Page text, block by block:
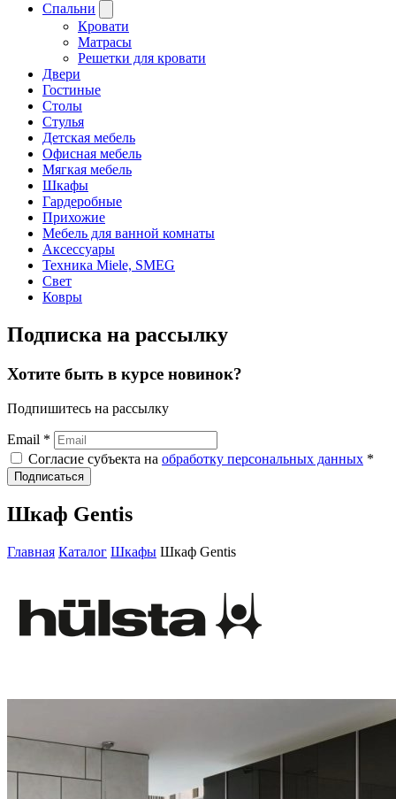
Спальни
Кровати
Матрасы
Решетки для кровати
Двери
Гостиные
Столы
Стулья
Детская мебель
Офисная мебель
Мягкая мебель
Шкафы
Гардеробные
Прихожие
Мебель для ванной комнаты
Аксессуары
Техника Miele, SMEG
Свет
Ковры
Подписка на рассылку
Хотите быть в курсе новинок?
Подпишитесь на рассылку
Email *
Согласие субъекта на обработку персональных данных *
Подписаться
Шкаф Gentis
Главная Каталог Шкафы Шкаф Gentis